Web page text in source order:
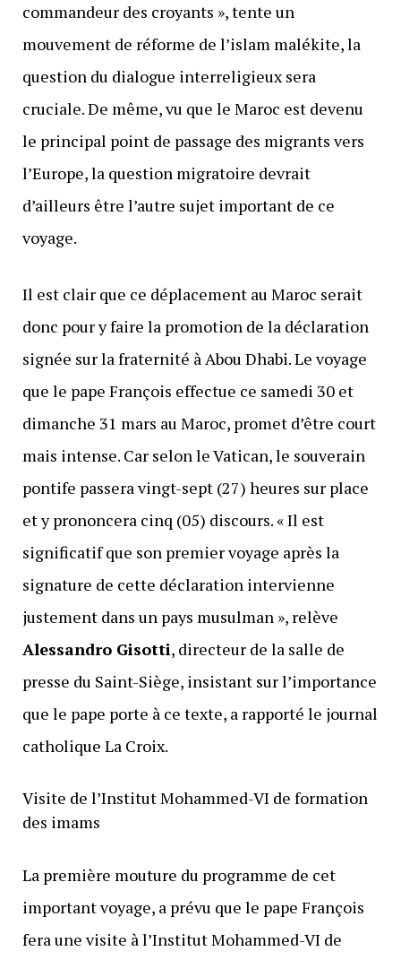
commandeur des croyants », tente un
mouvement de réforme de l’islam malékite, la
question du dialogue interreligieux sera
cruciale. De même, vu que le Maroc est devenu
le principal point de passage des migrants vers
l’Europe, la question migratoire devrait
d’ailleurs être l’autre sujet important de ce
voyage.
Il est clair que ce déplacement au Maroc serait
donc pour y faire la promotion de la déclaration
signée sur la fraternité à Abou Dhabi. Le voyage
que le pape François effectue ce samedi 30 et
dimanche 31 mars au Maroc, promet d’être court
mais intense. Car selon le Vatican, le souverain
pontife passera vingt-sept (27) heures sur place
et y prononcera cinq (05) discours. « Il est
significatif que son premier voyage après la
signature de cette déclaration intervienne
justement dans un pays musulman », relève
Alessandro Gisotti, directeur de la salle de
presse du Saint-Siège, insistant sur l’importance
que le pape porte à ce texte, a rapporté le journal
catholique La Croix.
Visite de l’Institut Mohammed-VI de formation
des imams
La première mouture du programme de cet
important voyage, a prévu que le pape François
fera une visite à l’Institut Mohammed-VI de